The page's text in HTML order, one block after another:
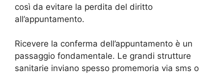
così da evitare la perdita del diritto
all’appuntamento.
Ricevere la conferma dell’appuntamento è un
passaggio fondamentale. Le grandi strutture
sanitarie inviano spesso promemoria via sms o